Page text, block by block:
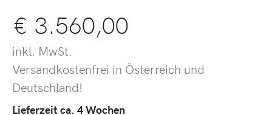
€ 3.560,00
inkl. MwSt.
Versandkostenfrei in Österreich und
Deutschland!
Lieferzeit ca. 4 Wochen